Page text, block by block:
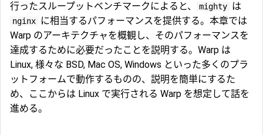
行ったスループットベンチマークによると、
mighty は
nginx
に相当するパフォーマンスを提供する。本章では
Warp のアーキテクチャを概観し、そのパフォーマンスを
達成するために必要だったことを説明する。Warp は
Linux, 様々な BSD, Mac OS, Windows といった多くのプラ
ットフォームで動作するものの、説明を簡単にするた
め、ここからは Linux で実行される Warp を想定して話を
進める。